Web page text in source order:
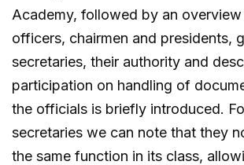
Academy, followed by an
officers, chairmen and presidents,
secretaries, their authority and
participation on handling of
the officials is briefly introduced.
secretaries we can note that they
the same function in its class,